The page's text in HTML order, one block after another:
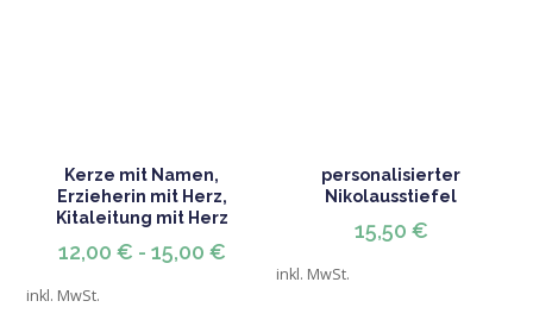
Kerze mit Namen,
Erzieherin mit Herz,
Kitaleitung mit Herz
12,00 € - 15,00 €
inkl. MwSt.
personalisierter
Nikolausstiefel
15,50 €
inkl. MwSt.